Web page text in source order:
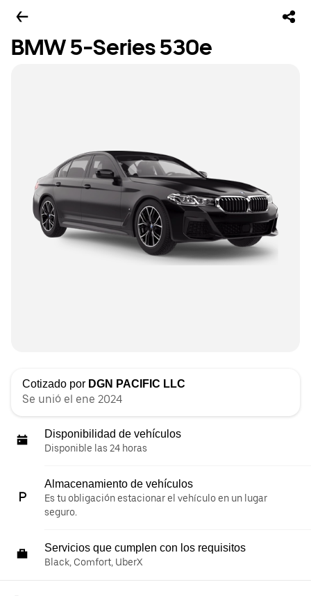
BMW 5-Series 530e
Cotizado por DGN PACIFIC LLC
Se unió el ene 2024
Disponibilidad de vehículos
Disponible las 24 horas
Almacenamiento de vehículos
Es tu obligación estacionar el vehículo en un lugar
seguro.
Servicios que cumplen con los requisitos
Black, Comfort, UberX